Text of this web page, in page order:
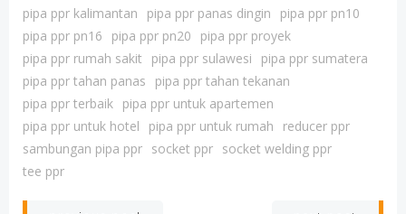
pipa ppr kalimantan
pipa ppr panas dingin
pipa ppr pn10
pipa ppr pn16
pipa ppr pn20
pipa ppr proyek
pipa ppr rumah sakit
pipa ppr sulawesi
pipa ppr sumatera
pipa ppr tahan panas
pipa ppr tahan tekanan
pipa ppr terbaik pipa ppr untuk apartemen
pipa ppr untuk hotel
pipa ppr untuk rumah
reducer ppr
sambungan pipa ppr socket ppr socket welding ppr
tee ppr